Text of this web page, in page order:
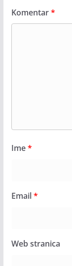
Komentar*
Ime*
Email*
Web stranica